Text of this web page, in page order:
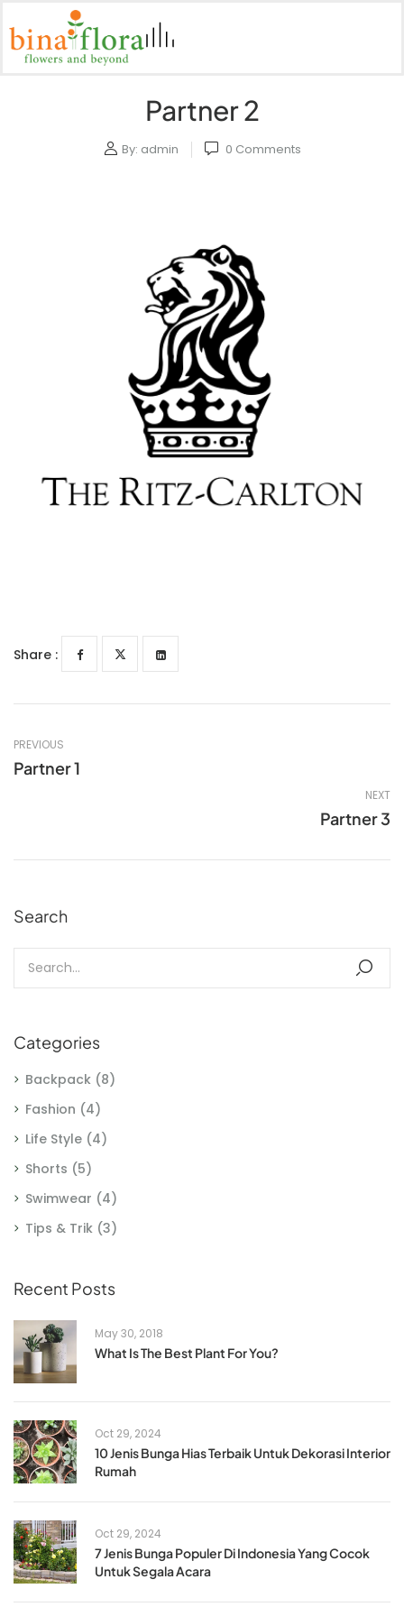
Partner 2
By: admin 0 Comments
Search
Categories
Backpack (8)
Fashion (4)
Life Style (4)
Shorts (5)
Swimwear (4)
Tips & Trik (3)
Recent Posts
May 30, 2018
What Is The Best Plant For You?
Oct 29, 2024
10 Jenis Bunga Hias Terbaik Untuk Dekorasi Interior
Rumah
Oct 29, 2024
7 Jenis Bunga Populer Di Indonesia Yang Cocok
Untuk Segala Acara
Share :
PREVIOUS
Partner 1
NEXT
Partner 3